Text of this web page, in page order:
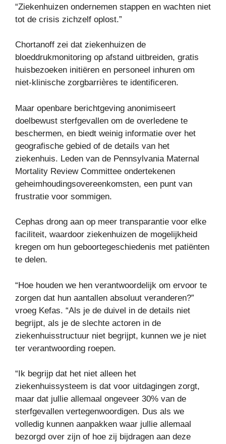
“Ziekenhuizen ondernemen stappen en wachten niet
tot de crisis zichzelf oplost.”
Chortanoff zei dat ziekenhuizen de
bloeddrukmonitoring op afstand uitbreiden, gratis
huisbezoeken initiëren en personeel inhuren om
niet-klinische zorgbarrières te identificeren.
Maar openbare berichtgeving anonimiseert
doelbewust sterfgevallen om de overledene te
beschermen, en biedt weinig informatie over het
geografische gebied of de details van het
ziekenhuis. Leden van de Pennsylvania Maternal
Mortality Review Committee ondertekenen
geheimhoudingsovereenkomsten, een punt van
frustratie voor sommigen.
Cephas drong aan op meer transparantie voor elke
faciliteit, waardoor ziekenhuizen de mogelijkheid
kregen om hun geboortegeschiedenis met patiënten
te delen.
“Hoe houden we hen verantwoordelijk om ervoor te
zorgen dat hun aantallen absoluut veranderen?”
vroeg Kefas. “Als je de duivel in de details niet
begrijpt, als je de slechte actoren in de
ziekenhuisstructuur niet begrijpt, kunnen we je niet
ter verantwoording roepen.
“Ik begrijp dat het niet alleen het
ziekenhuissysteem is dat voor uitdagingen zorgt,
maar dat jullie allemaal ongeveer 30% van de
sterfgevallen vertegenwoordigen. Dus als we
volledig kunnen aanpakken waar jullie allemaal
bezorgd over zijn of hoe zij bijdragen aan deze